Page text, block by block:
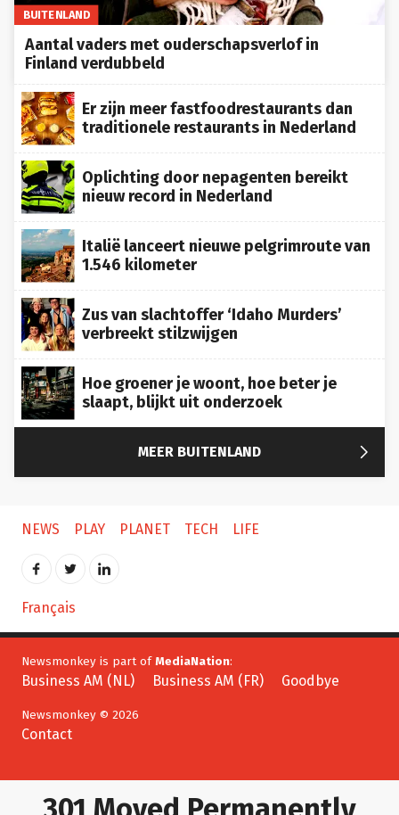
BUITENLAND
Aantal vaders met ouderschapsverlof in
Finland verdubbeld
Er zijn meer fastfoodrestaurants dan
traditionele restaurants in Nederland
Oplichting door nepagenten bereikt
nieuw record in Nederland
Italië lanceert nieuwe pelgrimroute van
1.546 kilometer
Zus van slachtoffer ‘Idaho Murders’
verbreekt stilzwijgen
Hoe groener je woont, hoe beter je
slaapt, blijkt uit onderzoek
MEER BUITENLAND 
NEWS PLAY PLANET TECH LIFE
Français
Newsmonkey is part of MediaNation
Business AM (NL) Business AM (FR) Goodbye
Newsmonkey © 2026
Contact
301 Moved Permanently